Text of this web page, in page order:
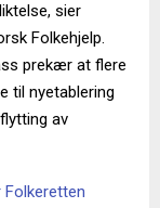
sier
Folkehjelp.
prekær at flere
til nyetablering
av
Folkeretten